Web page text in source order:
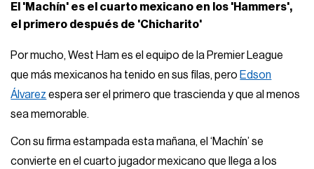
El 'Machín' es el cuarto mexicano en los 'Hammers',
el primero después de 'Chicharito'
Por mucho, West Ham es el equipo de la Premier League
que más mexicanos ha tenido en sus filas, pero Edson
Álvarez espera ser el primero que trascienda y que al menos
sea memorable.
Con su firma estampada esta mañana, el ‘Machín’ se
convierte en el cuarto jugador mexicano que llega a los